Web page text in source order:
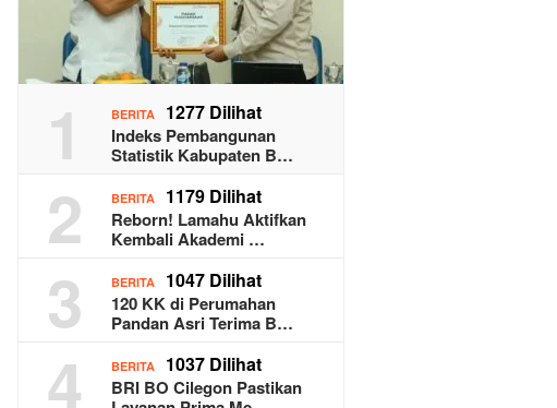
1 BERITA 1277 Dilihat
Indeks Pembangunan
Statistik Kabupaten B…
2 BERITA 1179 Dilihat
Reborn! Lamahu Aktifkan
Kembali Akademi …
3 BERITA 1047 Dilihat
120 KK di Perumahan
Pandan Asri Terima B…
4 BERITA 1037 Dilihat
BRI BO Cilegon Pastikan